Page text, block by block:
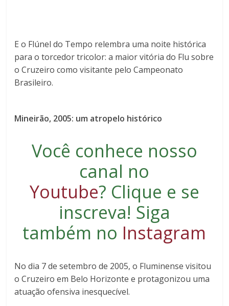
E o Flúnel do Tempo relembra uma noite histórica
para o torcedor tricolor: a maior vitória do Flu sobre
o Cruzeiro como visitante pelo Campeonato
Brasileiro.
Mineirão, 2005: um atropelo histórico
Você conhece nosso
canal no
Youtube? Clique e se
inscreva! Siga
também no Instagram
No dia 7 de setembro de 2005, o Fluminense visitou
o Cruzeiro em Belo Horizonte e protagonizou uma
atuação ofensiva inesquecível.